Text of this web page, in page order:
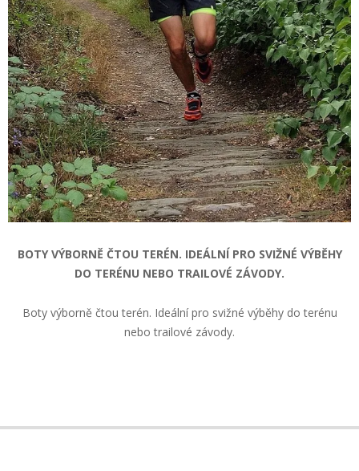
BOTY VÝBORNĚ ČTOU TERÉN. IDEÁLNÍ PRO SVIŽNÉ VÝBĚHY
DO TERÉNU NEBO TRAILOVÉ ZÁVODY.
Boty výborně čtou terén. Ideální pro svižné výběhy do terénu
nebo trailové závody.